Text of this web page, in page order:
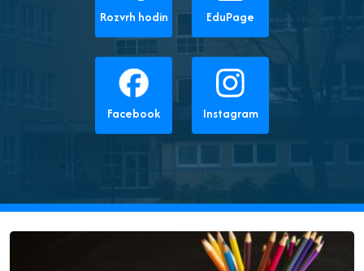
Rozvrh hodin EduPage
Facebook Instagram